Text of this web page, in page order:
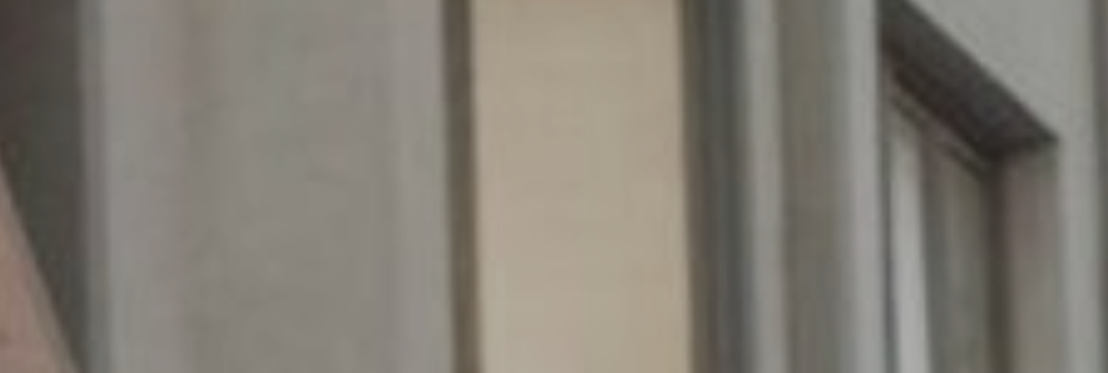
Diese Cookies werden verwendet, um Informationen über die Präferenzen und
persönlichen Entscheidungen des Benutzers durch die kontinuierliche Beobachtung
seiner Surfgewohnheiten zu speichern. Dank ihnen können wir die Surfgewohnheiten
auf der Website kennen und Werbung in Bezug auf das Surfprofil des Benutzers
Alle akzeptieren